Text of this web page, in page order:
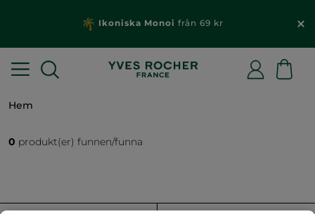
Ikoniska Monoi från 69 kr
Hem
0 produkt(er) funnen/funna